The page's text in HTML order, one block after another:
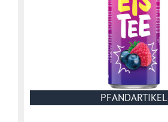
PFANDARTIKEL